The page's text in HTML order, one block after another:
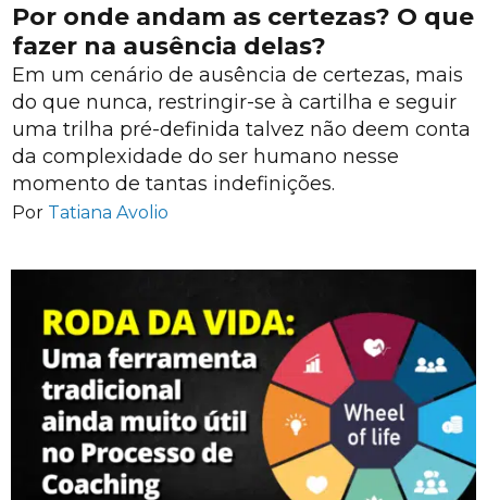
Por onde andam as certezas? O que
fazer na ausência delas?
Em um cenário de ausência de certezas, mais
do que nunca, restringir-se à cartilha e seguir
uma trilha pré-definida talvez não deem conta
da complexidade do ser humano nesse
momento de tantas indefinições.
Por Tatiana Avolio